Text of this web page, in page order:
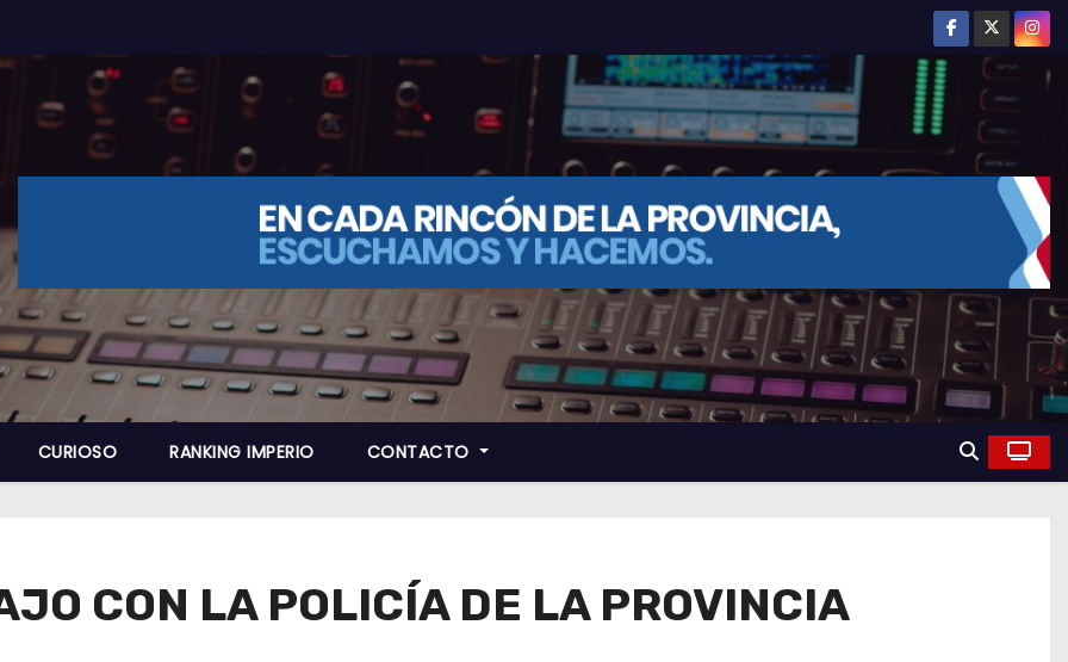
CURIOSO RANKING IMPERIO CONTACTO
CON LA POLICÍA DE LA PROVINCIA